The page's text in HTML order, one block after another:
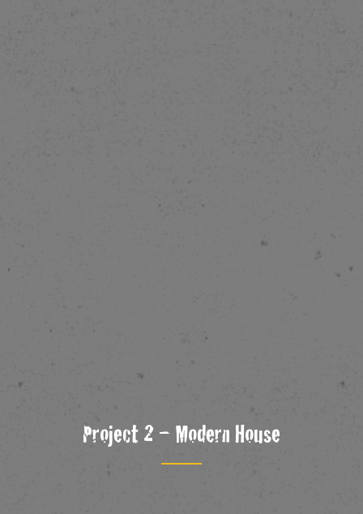
Project 2 – Modern House